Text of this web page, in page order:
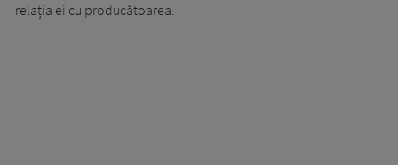
relația ei cu producătoarea.